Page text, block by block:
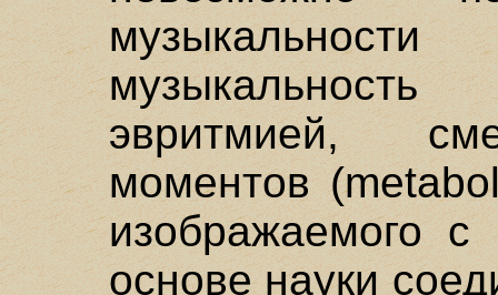
эвритмией,
моментов
изображаемого
основе науки